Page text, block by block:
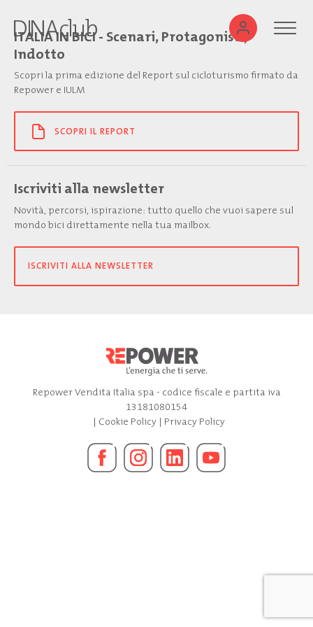
ITALIA IN BICI - Scenari, Protagonisti,
Indotto
Scopri la prima edizione del Report sul cicloturismo firmato da
Repower e IULM
SCOPRI IL REPORT
Iscriviti alla newsletter
Novità, percorsi, ispirazione: tutto quello che vuoi sapere sul
mondo bici direttamente nella tua mailbox.
ISCRIVITI ALLA NEWSLETTER
Repower Vendita Italia spa - codice fiscale e partita iva
13181080154
| Cookie Policy| Privacy Policy